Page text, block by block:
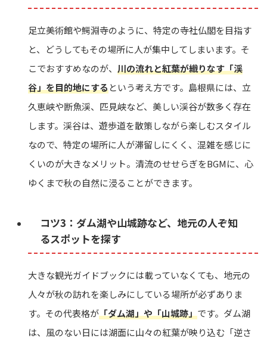
足立美術館や鰐淵寺のように、特定の寺社仏閣を目指す
と、どうしてもその場所に人が集中してしまいます。そ
こでおすすめなのが、 川の流れと紅葉が織りなす「渓
谷」を目的地にするという考え方です。島根県には、立
久恵峡や断魚渓、匹見峡など、美しい渓谷が数多く存在
します。渓谷は、遊歩道を散策しながら楽しむスタイル
なので、特定の場所に人が滞留しにくく、混雑を感じに
くいのが大きなメリット。清流のせせらぎをBGMに、心
ゆくまで秋の自然に浸ることができます。
コツ3：ダム湖や山城跡など、地元の人ぞ知
るスポットを探す
大きな観光ガイドブックには載っていなくても、地元の
人々が秋の訪れを楽しみにしている場所が必ずありま
す。その代表格が「ダム湖」や「山城跡」です。ダム湖
は、風のない日には湖面に山々の紅葉が映り込む「逆さ